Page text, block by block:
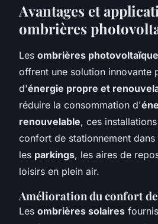
Avantages et
ombrières
Les ombrières
offrent une solution innovante
d'énergie propre et
réduire la consommation d'
renouvelable, ces
confort de stationnement
les parkings, les aires de
loisirs en plein air.
Amélioration du confort
Les ombrières solaires